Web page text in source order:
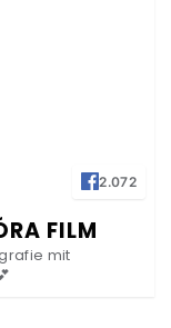
2.072
FILM
mit